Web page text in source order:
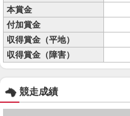
本賞金
付加賞金
収得賞金（平地）
収得賞金（障害）
競走成績